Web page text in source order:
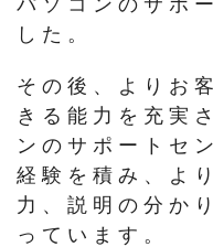
した。
その後、よりお
きる能力を充実
ンのサポートセ
経験を積み、よ
力、説明の分か
っています。